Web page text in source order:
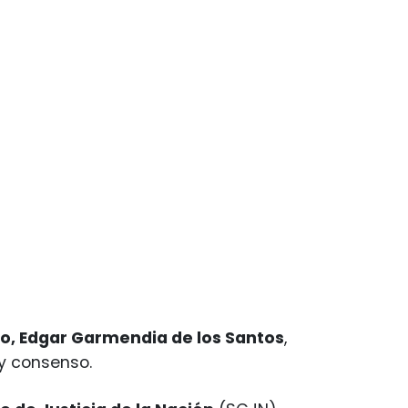
Edgar Garmendia de los Santos,
consenso.